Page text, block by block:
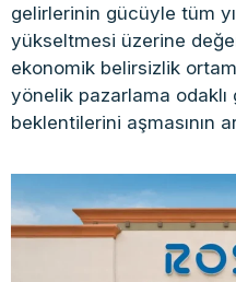
gelirlerinin gücüyle tüm
yükseltmesi üzerine
ekonomik belirsizlik
yönelik pazarlama
beklentilerini aşmasının